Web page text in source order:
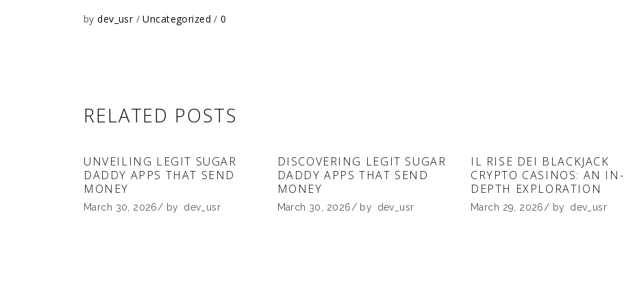
bydev_usr Uncategorized 0
RELATED POSTS
UNVEILING LEGIT SUGAR
DADDY APPS THAT SEND
MONEY
March 30, 2026 by dev_usr
DISCOVERING LEGIT SUGAR
DADDY APPS THAT SEND
MONEY
March 30, 2026 by dev_usr
IL RISE DEI BLACKJACK
CRYPTO CASINOS: AN IN-
DEPTH EXPLORATION
March 29, 2026 by dev_usr